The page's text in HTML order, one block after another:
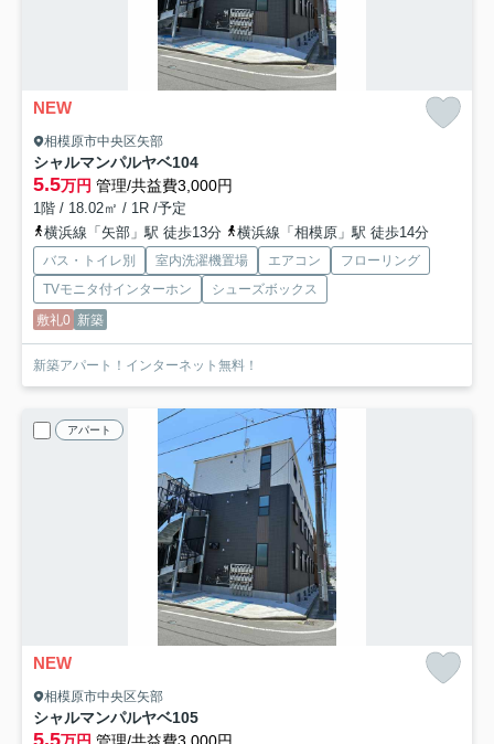
NEW
相模原市中央区矢部
シャルマンパルヤベ104
5.5万円 管理/共益費3,000円
1階 / 18.02㎡ / 1R /予定
横浜線「矢部」駅 徒歩13分
横浜線「相模原」駅 徒歩14分
バス・トイレ別 室内洗濯機置場 エアコン
フローリング
TVモニタ付インターホン
シューズボックス
敷礼0 新築
新築アパート！インターネット無料！
アパート
NEW
相模原市中央区矢部
シャルマンパルヤベ105